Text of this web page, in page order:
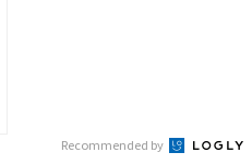
Recommended by